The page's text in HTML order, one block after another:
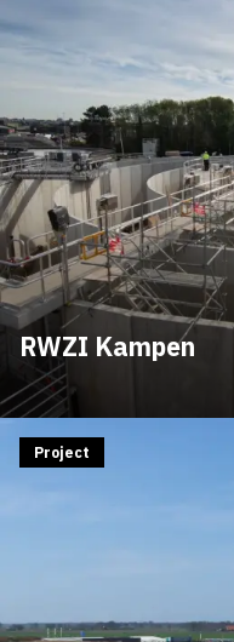
RWZI Kampen
Project